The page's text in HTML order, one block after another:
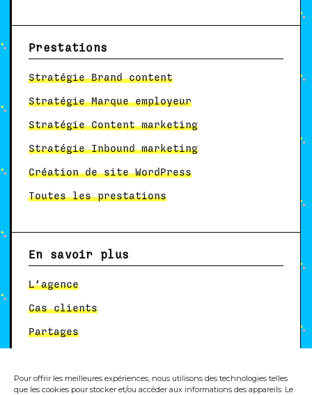
Pour offrir les meilleures expériences, nous utilisons des technologies telles
que les cookies pour stocker et/ou accéder aux informations des appareils. Le
Prestations
Stratégie Brand content
Stratégie Marque employeur
Stratégie Content marketing
Stratégie Inbound marketing
Création de site WordPress
Toutes les prestations
En savoir plus
L’agence
Cas clients
Partages
Contact